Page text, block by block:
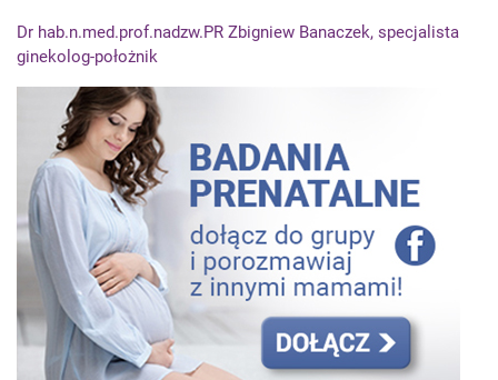
Dr hab.n.med.prof.nadzw.PR Zbigniew Banaczek, specjalista
ginekolog-położnik